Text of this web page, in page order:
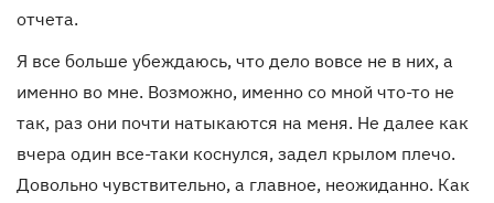
отчета.
Я все больше убеждаюсь, что дело вовсе не в них, а
именно во мне. Возможно, именно со мной что-то не
так, раз они почти натыкаются на меня. Не далее как
вчера один все-таки коснулся, задел крылом плечо.
Довольно чувствительно, а главное, неожиданно. Как